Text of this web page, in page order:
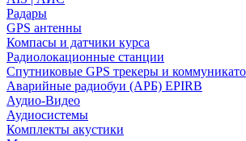
Радары
GPS антенны
Компасы и датчики курса
Радиолокационные станции
Спутниковые GPS трекеры и
Аварийные радиобуи (АРБ) EPIRB
Аудио-Видео
Аудиосистемы
Комплекты акустики